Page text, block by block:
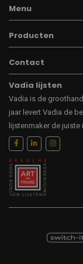
Menu
Producten
Contact
Vadia lijsten
Vadia is de
jaar levert Vadia de
lijstenmaker de